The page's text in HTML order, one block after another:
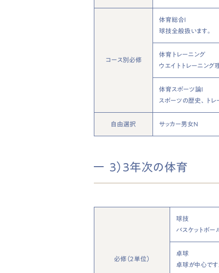
コース別必修
体育総合Ⅰ
球技全般扱います。
体育トレーニング
ウエイトトレーニング
体育スポーツ論Ⅰ
スポーツの歴史、ト
自由選択 サッカー男女Ｎ
3）3年次の体育
必修（２単位）
球技
バスケットボー
卓球
卓球が中心です